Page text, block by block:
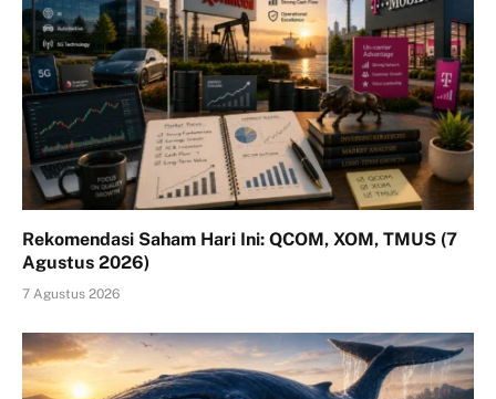
Rekomendasi Saham Hari Ini: QCOM, XOM, TMUS (7
Agustus 2026)
7 Agustus 2026